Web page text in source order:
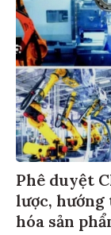
Phê duyệt
lược,
hóa sản